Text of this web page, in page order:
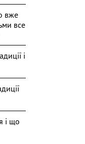
вже
все
і
і що